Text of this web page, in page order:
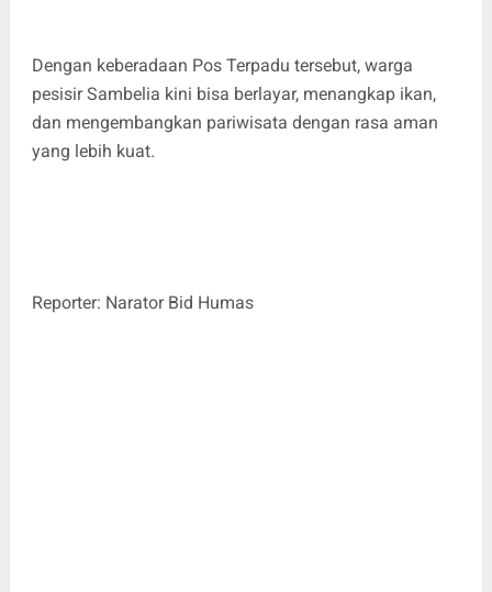
Dengan keberadaan Pos Terpadu tersebut, warga
pesisir Sambelia kini bisa berlayar, menangkap ikan,
dan mengembangkan pariwisata dengan rasa aman
yang lebih kuat.
Reporter: Narator Bid Humas